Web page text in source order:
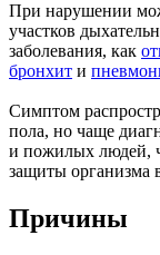
При нарушении
участков
заболевания, как
бронхит и
Симптом
пола, но чаще
и пожилых людей,
защиты организма
Причины